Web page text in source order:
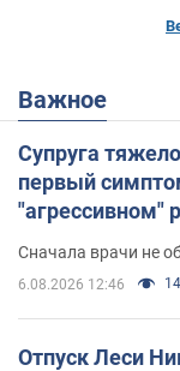
Важное
Супруга
первый
"агрессивном"
Сначала врачи не
6.08.2026 12:46
Отпуск Леси